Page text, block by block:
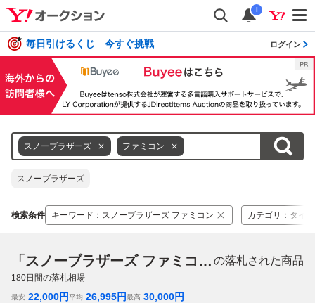
i
毎日引けるくじ 今すぐ挑戦 ログイン
スノーブラザーズ ファミコン
スノーブラザーズ
検索条件 キーワード ： スノーブラザーズ ファミコン カテゴリ ： タイ
「スノーブラザーズ ファミコン」 の落札された商品
180日間の落札相場
最安 22,000円平均 26,995円最高 30,000円